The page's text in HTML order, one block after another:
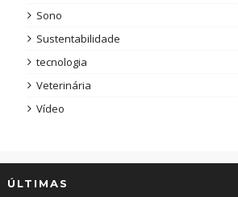
Sono
Sustentabilidade
tecnologia
Veterinária
Vídeo
ÚLTIMAS